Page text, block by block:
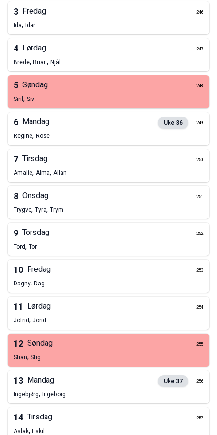
3 Fredag 246
Ida, Idar
4 Lørdag 247
Brede, Brian, Njål
5 Søndag 248
Siril, Siv
6 Mandag Uke 36 249
Regine, Rose
7 Tirsdag 250
Amalie, Alma, Allan
8 Onsdag 251
Trygve, Tyra, Trym
9 Torsdag 252
Tord, Tor
10 Fredag 253
Dagny, Dag
11 Lørdag 254
Jofrid, Jorid
12 Søndag 255
Stian, Stig
13 Mandag Uke 37 256
Ingebjørg, Ingeborg
14 Tirsdag 257
Aslak, Eskil